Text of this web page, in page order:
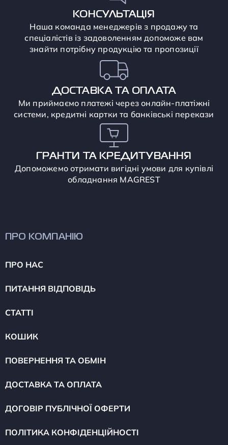
КОНСУЛЬТАЦІЯ
Наша команда менеджерів з продажу та
спеціалістів із задоволенням допоможе вам
знайти потрібну продукцію та пропозиції
ДОСТАВКА ТА ОПЛАТА
Ми приймаємо платежі через онлайн-платіжні
системи, кредитні картки та банківські перекази
ГРАНТИ ТА КРЕДИТУВАННЯ
Допоможемо отримати вигідні умови для купівлі
обладнання MAGREST
ПРО КОМПАНІЮ
ПРО НАС
ПИТАННЯ ВІДПОВІДЬ
СТАТТІ
КОШИК
ПОВЕРНЕННЯ ТА ОБМІН
ДОСТАВКА ТА ОПЛАТА
ДОГОВІР ПУБЛІЧНОЇ ОФЕРТИ
ПОЛІТИКА КОНФІДЕНЦІЙНОСТІ